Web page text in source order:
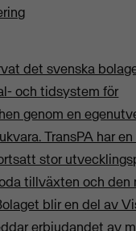
det svenska
och tidsystem för
genom en
TransPA har
stor
tillväxten och den
blir en del av
erbjudandet av